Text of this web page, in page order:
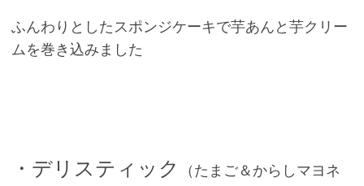
ふんわりとしたスポンジケーキで芋あんと芋クリー
ムを巻き込みました
・デリスティック
（たまご＆からしマヨネ